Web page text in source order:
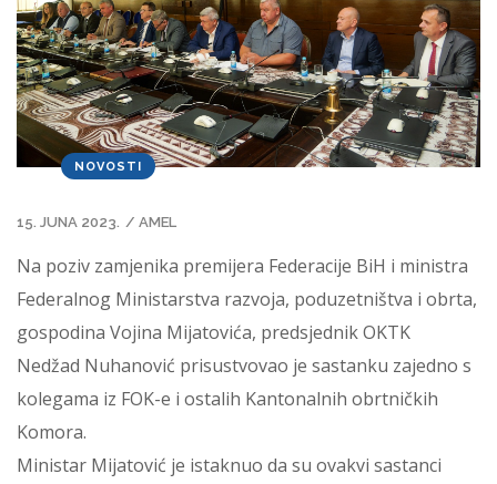
NOVOSTI
15. JUNA 2023. / AMEL
Na poziv zamjenika premijera Federacije BiH i ministra
Federalnog Ministarstva razvoja, poduzetništva i obrta,
gospodina Vojina Mijatovića, predsjednik OKTK
Nedžad Nuhanović prisustvovao je sastanku zajedno s
kolegama iz FOK-e i ostalih Kantonalnih obrtničkih
Komora.
Ministar Mijatović je istaknuo da su ovakvi sastanci